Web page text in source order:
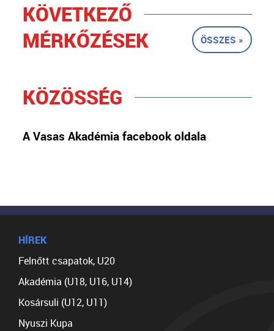
KÖVETKEZŐ
MÉRKŐZÉSEK
ÖSSZES »
KÖZÖSSÉG
A Vasas Akadémia facebook oldala
HÍREK
Felnőtt csapatok, U20
Akadémia (U18, U16, U14)
Kosársuli (U12, U11)
Nyuszi Kupa